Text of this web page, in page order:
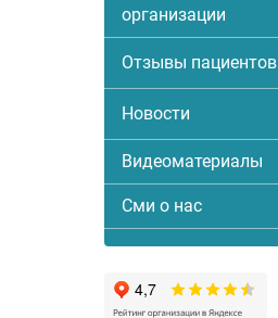
организации
Отзывы пациентов
Новости
Видеоматериалы
Сми о нас